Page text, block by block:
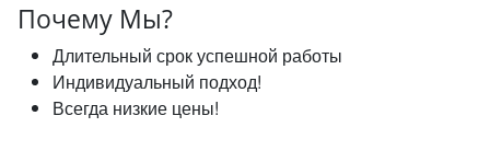
Почему Мы?
Длительный срок успешной работы
Индивидуальный подход!
Всегда низкие цены!